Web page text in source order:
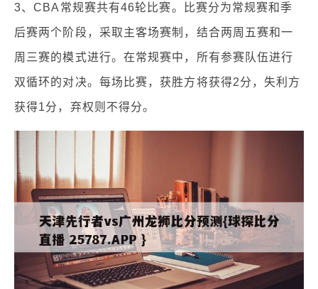
3、CBA常规赛共有46轮比赛。比赛分为常规赛和季
后赛两个阶段，采取主客场赛制，结合两周五赛和一
周三赛的模式进行。在常规赛中，所有参赛队伍进行
双循环的对决。每场比赛，获胜方将获得2分，失利方
获得1分，弃权则不得分。